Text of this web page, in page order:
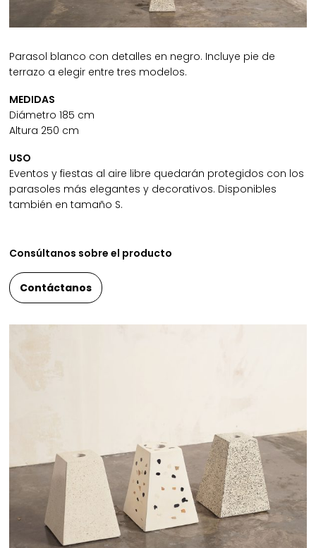
Parasol blanco con detalles en negro. Incluye pie de
terrazo a elegir entre tres modelos.
MEDIDAS
Diámetro 185 cm
Altura 250 cm
USO
Eventos y fiestas al aire libre quedarán protegidos con los
parasoles más elegantes y decorativos. Disponibles
también en tamaño S.
Consúltanos sobre el producto
Contáctanos